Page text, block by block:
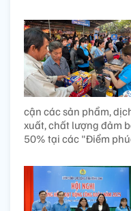
cận các sản phẩm,
xuất, chất lượng đảm
50% tại các "Điểm